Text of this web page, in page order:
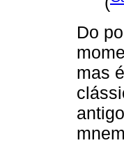
Do
mas